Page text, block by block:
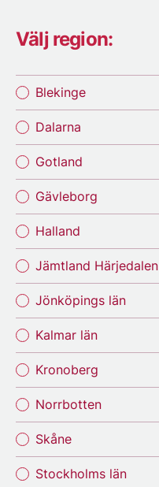
Välj region:
Blekinge
Dalarna
Gotland
Gävleborg
Halland
Jämtland Härjedalen
Jönköpings län
Kalmar län
Kronoberg
Norrbotten
Skåne
Stockholms län